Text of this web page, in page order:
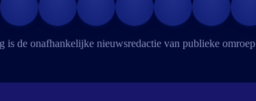
is de onafhankelijke nieuwsredactie van publieke omroep